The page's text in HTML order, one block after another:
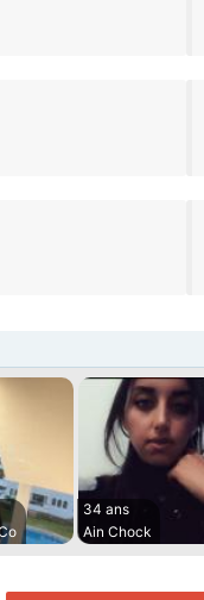
34 ans
Ain Chock